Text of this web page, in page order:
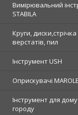
Вимірювальний
STABILA
Круги,
верстатів, пил
Інструмент USH
Оприскувачі
Інструмент для
городу